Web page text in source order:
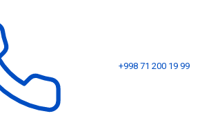
+998 71 200 19 99